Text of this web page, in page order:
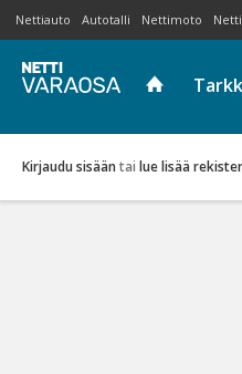
Nettiauto Autotalli Nettimoto
Kirjaudu sisään tai lue lisää